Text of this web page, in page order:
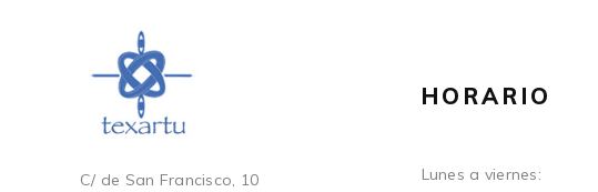
C/ de San Francisco, 10
HORARIO
Lunes a viernes: